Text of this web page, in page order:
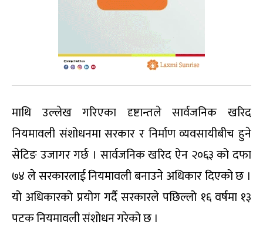
माथि उल्लेख गरिएका दृष्टान्तले सार्वजनिक खरिद
नियमावली संशोधनमा सरकार र निर्माण व्यवसायीबीच हुने
सेटिङ उजागर गर्छ । सार्वजनिक खरिद ऐन २०६३ को दफा
७४ ले सरकारलाई नियमावली बनाउने अधिकार दिएको छ ।
यो अधिकारको प्रयोग गर्दै सरकारले पछिल्लो १६ वर्षमा १३
पटक नियमावली संशोधन गरेको छ ।